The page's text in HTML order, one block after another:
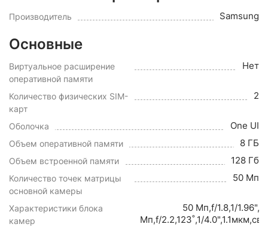
Производитель Samsung
Основные
Виртуальное расширение
оперативной памяти
Нет
Количество физических SIM-
карт
2
Оболочка One UI
Объем оперативной памяти 8 ГБ
Объем встроенной памяти 128 Гб
Количество точек матрицы
основной камеры
50 Мп
Характеристики блока
камер
50 Мп,f/1.8,1/
Мп,f/2.2,123˚,1/